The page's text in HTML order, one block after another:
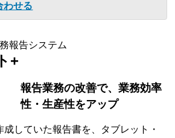
わせる
報告システム
+
報告業務の改善で、業務効率
性・生産性をアップ
していた報告書を、タブレット・